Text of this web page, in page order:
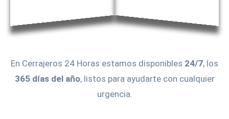
En Cerrajeros 24 Horas estamos disponibles 24/7, los
365 días del año, listos para ayudarte con cualquier
urgencia.